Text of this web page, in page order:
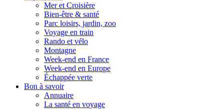
Mer et Croisière
Bien-être & santé
Parc loisirs, jardin, zoo
Voyage en train
Rando et vélo
Montagne
Week-end en France
Week-end en Europe
Échappée verte
Bon à savoir
Annuaire
La santé en voyage